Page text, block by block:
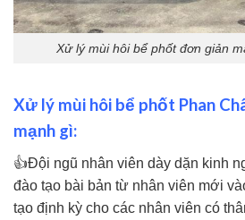
Xử lý mùi hôi bể phốt đơn giản
Xử lý mùi hôi bể phốt Phan
mạnh gì:
👍Đội ngũ nhân viên dày dặn kinh
đào tạo bài bản từ nhân viên mới
tạo định kỳ cho các nhân viên có